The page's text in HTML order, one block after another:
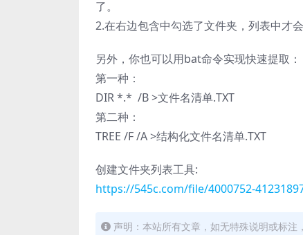
了。
2.在右边包含中勾选了文件夹，列表中才会
另外，你也可以用bat命令实现快速提取：
第一种：
DIR *.* /B >文件名清单.TXT
第二种：
TREE /F /A >结构化文件名清单.TXT
创建文件夹列表工具:
https://545c.com/file/4000752-
声明：本站所有文章，如无特殊说明或标